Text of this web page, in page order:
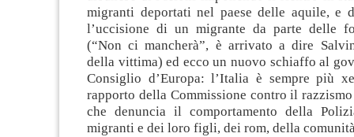
migranti deportati nel paese delle aquile, e
l’uccisione di un migrante da parte delle
(“Non ci mancherà”, è arrivato a dire
della vittima) ed ecco un nuovo schiaffo al
Consiglio d’Europa: l’Italia è sempre più
rapporto della Commissione contro il
che denuncia il comportamento della
migranti e dei loro figli, dei rom, della